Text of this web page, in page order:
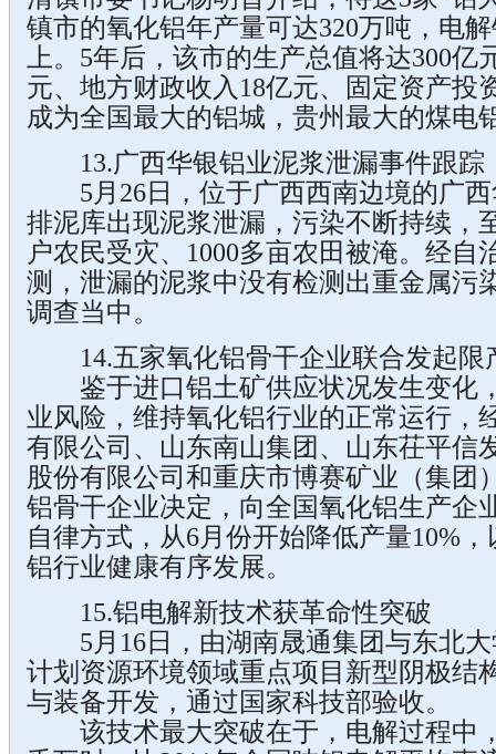
镇市的氧化铝年产量可达320万吨，电
上。5年后，该市的生产总值将达300亿
元、地方财政收入18亿元、固定资产投
成为全国最大的铝城，贵州最大的煤电
13.广西华银铝业泥浆泄漏事件跟踪
5月26日，位于广西西南边境的广西
排泥库出现泥浆泄漏，污染不断持续，
户农民受灾、1000多亩农田被淹。经自
测，泄漏的泥浆中没有检测出重金属污
调查当中。
14.五家氧化铝骨干企业联合发起限
鉴于进口铝土矿供应状况发生变化
业风险，维持氧化铝行业的正常运行，
有限公司、山东南山集团、山东茌平信
股份有限公司和重庆市博赛矿业（集团
铝骨干企业决定，向全国氧化铝生产企
自律方式，从6月份开始降低产量10%
铝行业健康有序发展。
15.铝电解新技术获革命性突破
5月16日，由湖南晟通集团与东北大
计划资源环境领域重点项目新型阴极结
与装备开发，通过国家科技部验收。
该技术最大突破在于，电解过程中